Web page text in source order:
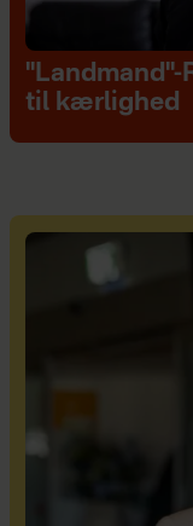
"Landmand"-
til kærlighed